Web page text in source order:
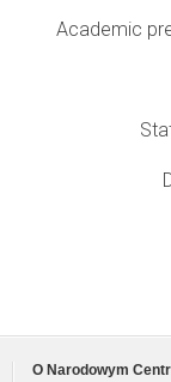
Academic
O Narodowym